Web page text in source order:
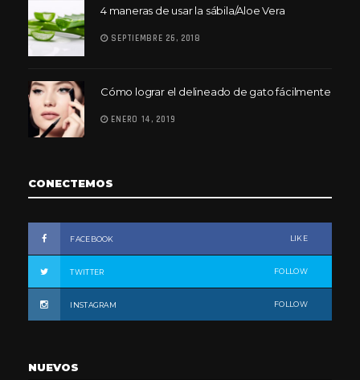
4 maneras de usar la sábila/Aloe Vera
SEPTIEMBRE 26, 2018
Cómo lograr el delineado de gato fácilmente
ENERO 14, 2019
CONECTEMOS
FACEBOOK LIKE
TWITTER FOLLOW
INSTAGRAM FOLLOW
NUEVOS